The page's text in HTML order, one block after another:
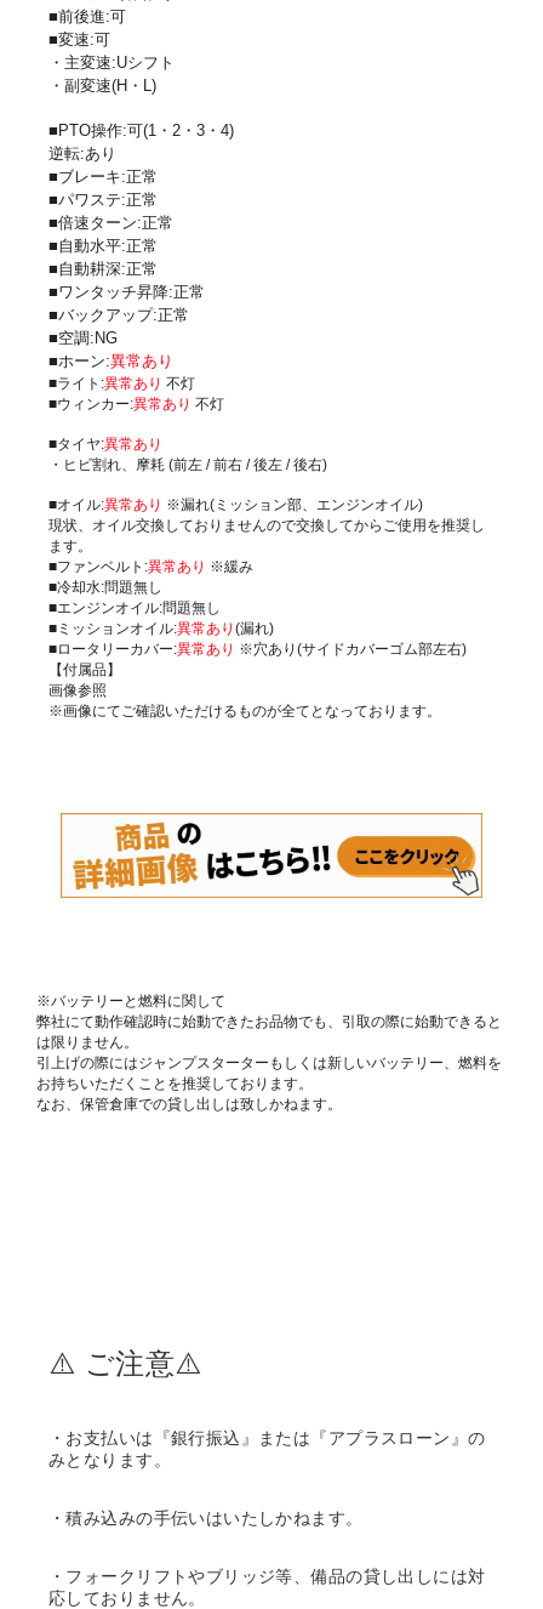
■前後進:可
■変速:可
・主変速:Uシフト
・副変速(H・L)
■PTO操作:可(1・2・3・4)
逆転:あり
■ブレーキ:正常
■パワステ:正常
■倍速ターン:正常
■自動水平:正常
■自動耕深:正常
■ワンタッチ昇降:正常
■バックアップ:正常
■空調:NG
■ホーン:異常あり
■ライト:異常あり 不灯
■ウィンカー:異常あり 不灯
■タイヤ:異常あり
・ヒビ割れ、摩耗 (前左 / 前右 / 後左 / 後右)
■オイル:異常あり ※漏れ(ミッション部、エンジンオイル)
現状、オイル交換しておりませんので交換してからご使用を推奨し
ます。
■ファンベルト:異常あり ※緩み
■冷却水:問題無し
■エンジンオイル:問題無し
■ミッションオイル:異常あり (漏れ)
■ロータリーカバー:異常あり ※穴あり(サイドカバーゴム部左右)
【付属品】
画像参照
※画像にてご確認いただけるものが全てとなっております。
※バッテリーと燃料に関して
弊社にて動作確認時に始動できたお品物でも、引取の際に始動できると
は限りません。
引上げの際にはジャンプスターターもしくは新しいバッテリー、燃料を
お持ちいただくことを推奨しております。
なお、保管倉庫での貸し出しは致しかねます。
⚠️ ご注意⚠️
・お支払いは『銀行振込』または『アプラスローン』の
みとなります。
・積み込みの手伝いはいたしかねます。
・フォークリフトやブリッジ等、備品の貸し出しには対
応しておりません。